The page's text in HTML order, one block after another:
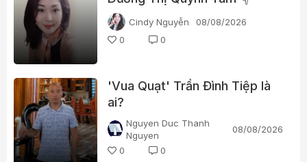
Cindy Nguyễn
08/08/2026
0
0
'Vua Quạt' Trần Đình Tiệp là
ai?
Nguyen Duc Thanh
Nguyen
08/08/2026
0
0